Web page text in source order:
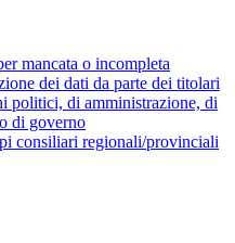
mancata o incompleta
dei dati da parte dei titolari
politici, di amministrazione, di
di governo
consiliari regionali/provinciali